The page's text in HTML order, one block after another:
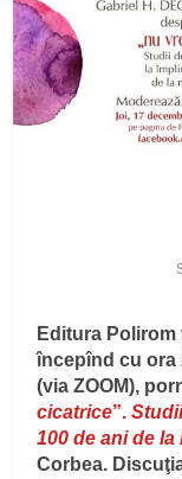
Editura Polirom
începînd cu ora
(via ZOOM),
cicatrice”.
100 de ani de
Corbea.